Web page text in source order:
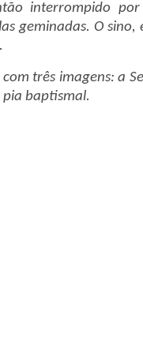
interrompido
geminadas. O
três imagens: a
baptismal.